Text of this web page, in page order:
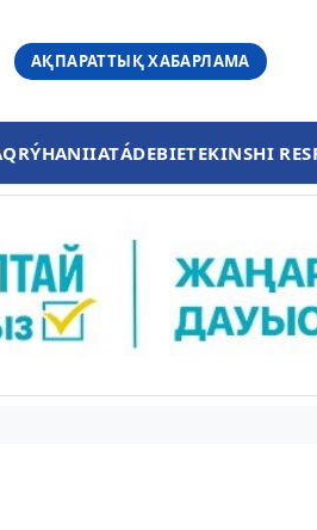
АҚПАРАТТЫҚ ХАБАРЛАМА
RÝHANIIATÁDEBIETEKINSHI